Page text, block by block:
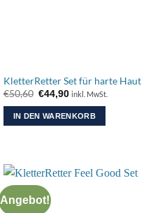
KletterRetter Set für harte Haut
€50,60 Ursprünglicher
Preis
war:
€50,60
€44,90Aktueller
ist:
€44,90.
inkl. MwSt.
IN DEN WARENKORB
Angebot!